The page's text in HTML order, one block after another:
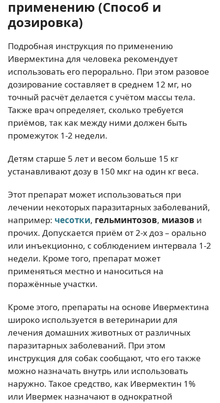
применению (Способ и
дозировка)
Подробная инструкция по применению
Ивермектина для человека рекомендует
использовать его перорально. При этом разовое
дозирование составляет в среднем 12 мг, но
точный расчёт делается с учётом массы тела.
Также врач определяет, сколько требуется
приёмов, так как между ними должен быть
промежуток 1-2 недели.
Детям старше 5 лет и весом больше 15 кг
устанавливают дозу в 150 мкг на один кг веса.
Этот препарат может использоваться при
лечении некоторых паразитарных заболеваний,
например: чесотки, гельминтозов, миазов и
прочих. Допускается приём от 2-х доз – орально
или инъекционно, с соблюдением интервала 1-2
недели. Кроме того, препарат может
применяться местно и наноситься на
поражённые участки.
Кроме этого, препараты на основе Ивермектина
широко используется в ветеринарии для
лечения домашних животных от различных
паразитарных заболеваний. При этом
инструкция для собак сообщают, что его также
можно назначать внутрь или использовать
наружно. Такое средство, как Ивермектин 1%
или Ивермек назначают в однократной